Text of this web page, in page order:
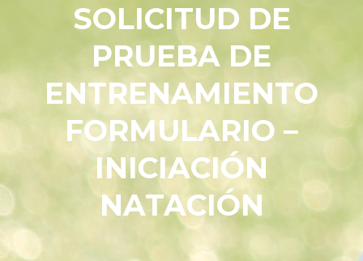
SOLICITUD DE
PRUEBA DE
ENTRENAMIENTO
FORMULARIO –
INICIACIÓN
NATACIÓN